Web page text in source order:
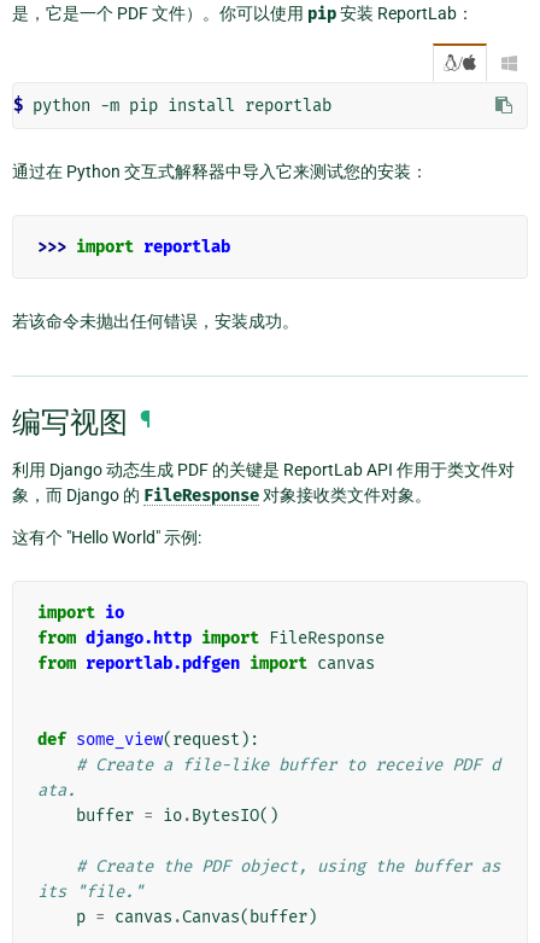
是，它是一个 PDF 文件）。你可以使用 pip安装 ReportLab：
/ 
$ python -m pip install
通过在 Python 交互式解释器中导入它来测试您的安装：
>>> import reportlab
若该命令未抛出任何错误，安装成功。
编写视图 ¶
利用 Django 动态生成 PDF 的关键是 ReportLab API 作用于类文件对
象，而 Django 的 FileResponse 对象接收类文件对象。
这有个 "Hello World" 示例:
import io
from django.http import FileResponse
from reportlab.pdfgen import canvas
def some_view(request ):
# Create a file-like buffer to receive PDF d
ata.
buffer = io.BytesIO()
# Create the PDF object, using the buffer as
its "file."
p = canvas .Canvas( buffer)